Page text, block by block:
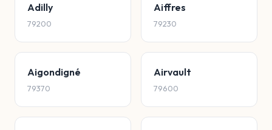
Adilly
79200
Aiffres
79230
Aigondigné
79370
Airvault
79600